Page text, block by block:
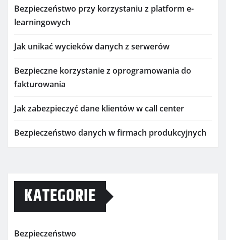
Bezpieczeństwo przy korzystaniu z platform e-
learningowych
Jak unikać wycieków danych z serwerów
Bezpieczne korzystanie z oprogramowania do
fakturowania
Jak zabezpieczyć dane klientów w call center
Bezpieczeństwo danych w firmach produkcyjnych
KATEGORIE
Bezpieczeństwo